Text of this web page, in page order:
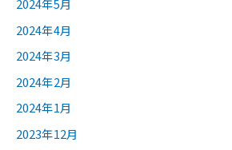
2024年5月
2024年4月
2024年3月
2024年2月
2024年1月
2023年12月